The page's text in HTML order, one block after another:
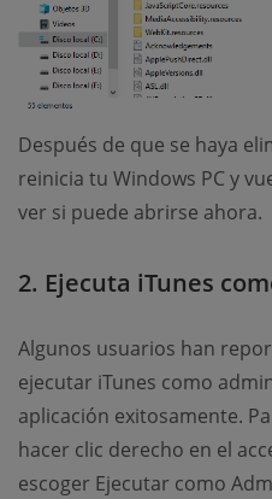
Después de que se haya
reinicia tu Windows PC y
ver si puede abrirse ahora.
2. Ejecuta iTunes
Algunos usuarios han
ejecutar iTunes como
aplicación exitosamente.
hacer clic derecho en el
escoger Ejecutar como